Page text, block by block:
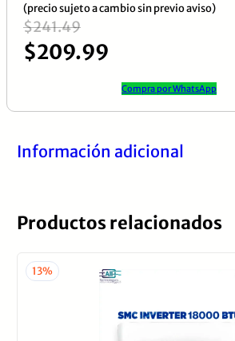
(precio sujeto a cambio sin previo aviso)
$241.49
El
precio
era:
$241.49.
$209.99
El
precio
es:
$209.99.
Compra por WhatsApp
Información adicional
Marca
Productos relacionados
13%